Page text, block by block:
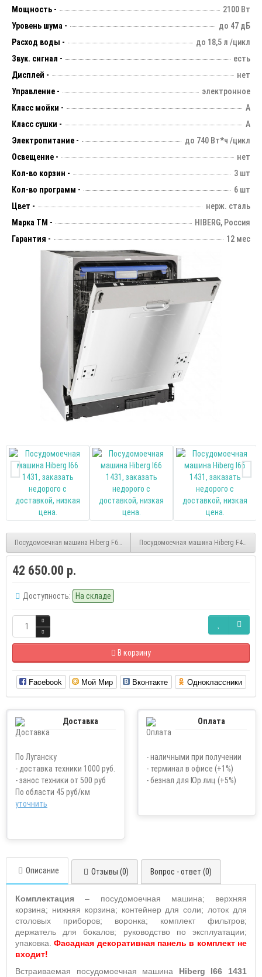
Мощность -
2100 Вт
Уровень шума -
до 47 дБ
Расход воды -
до 18,5 л /цикл
Звук. сигнал -
есть
Дисплей -
нет
Управление -
электронное
Класс мойки -
А
Класс сушки -
А
Электропитание -
до 740 Вт*ч /цикл
Освещение -
нет
Кол-во корзин -
3 шт
Кол-во программ -
6 шт
Цвет -
нерж. сталь
Марка ТМ -
HIBERG, Россия
Гарантия -
12 мес
Посудомоечная машина Hiberg F68 1430 WПосудомоечная машина Hiberg F48
42 650.00 р.
Доступность: На складе
В корзину
Facebook Мой Мир Вконтакте Одноклассники
Доставка
По Луганску
- доставка техники 1000 руб.
- занос техники от 500 руб
По области 45 руб/км
уточнить
Оплата
- наличными при получении
- терминал в офисе (+1%)
- безнал для Юр.лиц (+5%)
Описание Отзывы (0) Вопрос - ответ (0)
Комплектация – посудомоечная машина; верхняя
корзина; нижняя корзина; контейнер для соли; лоток для
столовых приборов; воронка; комплект фильтров;
держатель для бокалов; руководство по эксплуатации;
упаковка.Фасадная декоративная панель в комплект не
входит!
Встраиваемая посудомоечная машина Hiberg I66 1431